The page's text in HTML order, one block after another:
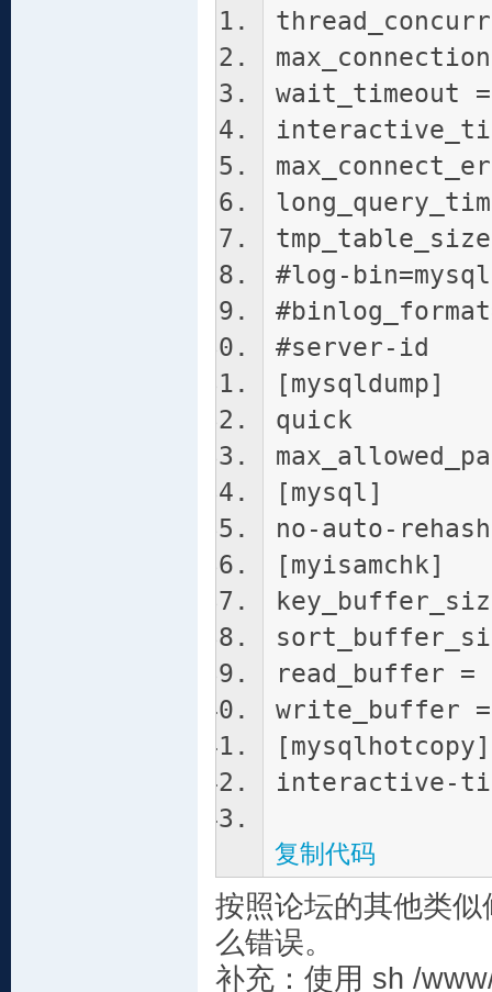
wait_timeout
#log-
#server-
[mysqldump]
quick
[mysql]
no-auto-rehash
[myisamchk]
read_buffer =
write_buffer =
[mysqlhotcopy]
interactive-
复制代码
按照论坛的其他类
么错误。
补充：使用 sh /